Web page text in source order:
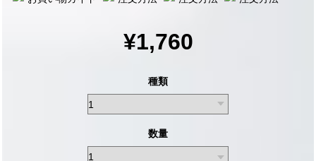
¥1,760
種類
数量